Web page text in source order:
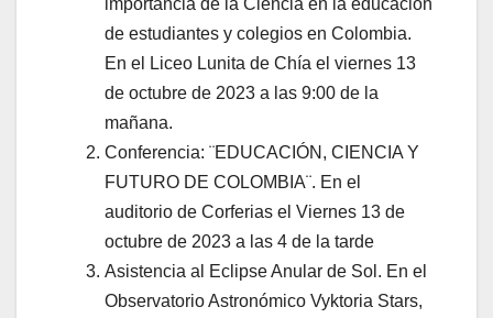
importancia de la Ciencia en la educación
de estudiantes y colegios en Colombia.
En el Liceo Lunita de Chía el viernes 13
de octubre de 2023 a las 9:00 de la
mañana.
Conferencia: ¨EDUCACIÓN, CIENCIA Y
FUTURO DE COLOMBIA¨. En el
auditorio de Corferias el Viernes 13 de
octubre de 2023 a las 4 de la tarde
Asistencia al Eclipse Anular de Sol. En el
Observatorio Astronómico Vyktoria Stars,